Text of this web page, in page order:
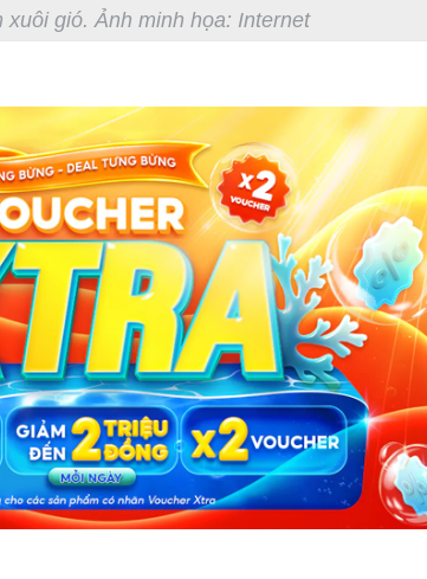
xuôi gió. Ảnh minh họa: Internet